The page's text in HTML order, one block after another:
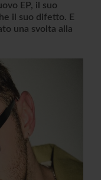
EP, il suo
il suo difetto. E
una svolta alla